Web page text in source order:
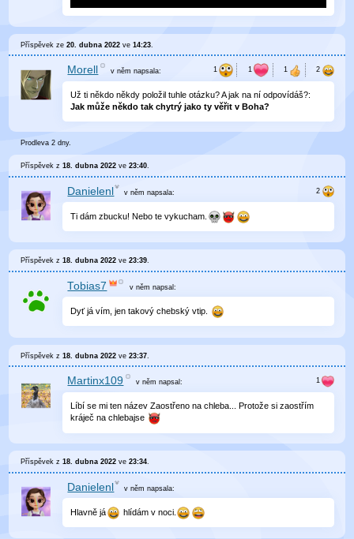
Příspěvek ze20. dubna 2022 ve14:23
Morell v němnapsala:
Už ti někdo někdy položil tuhle otázku? A jak na ní odpovídáš?:
Jak může někdo tak chytrý jako ty věřit v Boha?
Prodleva 2 dny.
Příspěvek z18. dubna 2022 ve23:40.
Danielenl v něm napsala:
Ti dám zbucku! Nebo te vykucham.
Příspěvek z18. dubna 2022 ve23:39.
Tobias7 v něm napsal:
Dyť já vím, jen takový chebský vtip.
Příspěvek z18. dubna 2022 ve23:37
Martinx109 v němnapsal:
Líbí se mi ten název Zaostřeno na chleba... Protože si zaostřím
kráječ na chlebajse
Příspěvek z18. dubna 2022 ve23:34.
Danielenl v něm napsala:
Hlavně já hlídám v noci.